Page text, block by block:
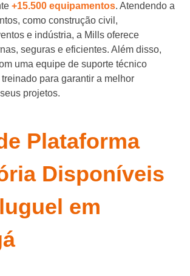
+15.500 equipamentos. Atendendo a
como construção civil,
e indústria, a Mills oferece
seguras e eficientes. Além disso,
uma equipe de suporte técnico
para garantir a melhor
projetos.
Plataforma
Disponíveis
em